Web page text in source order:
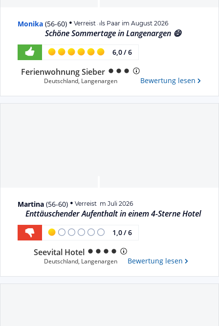
Monika (56-60) Verreist als Paar im August 2026
Schöne Sommertage in Langenargen 😄
6,0/ 6
Ferienwohnung Sieber
Deutschland, Langenargen Bewertung lesen
Martina (56-60) Verreist im Juli 2026
Enttäuschender Aufenthalt in einem 4-Sterne Hotel
1,0/ 6
Seevital Hotel
Deutschland, Langenargen Bewertung lesen